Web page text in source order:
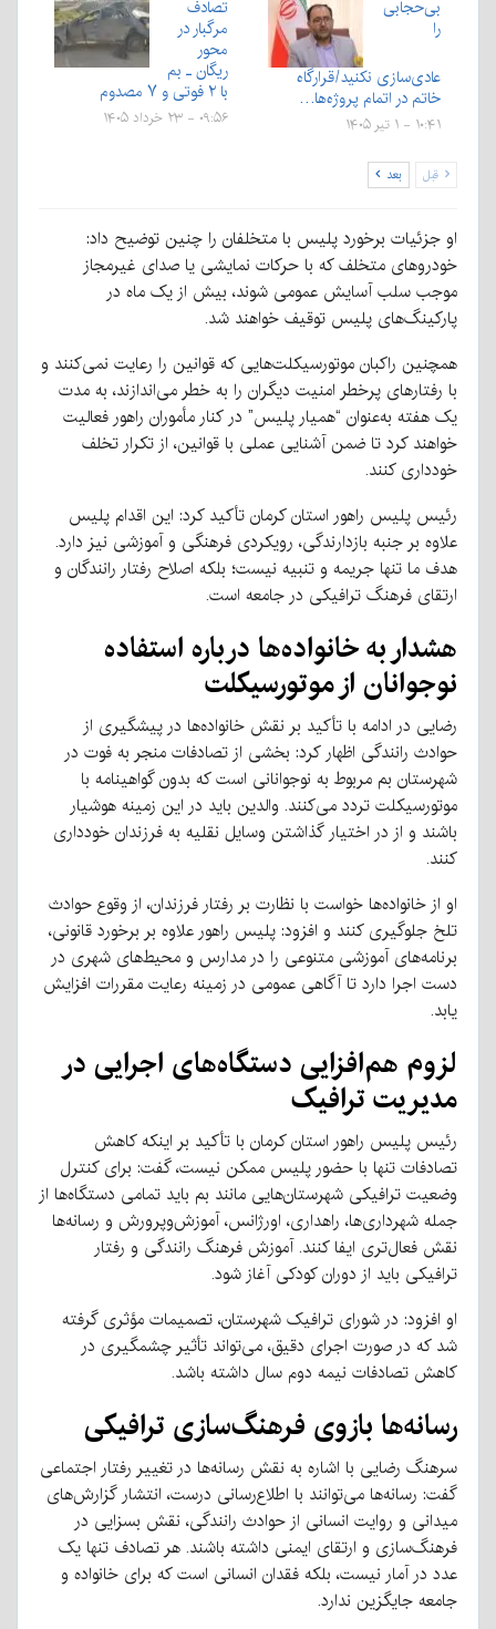
بی‌‌حجابی
را
عادی‌سازی نکنید/قرارگاه
خاتم در اتمام پروژه‌ها…
۱۰:۴۱ - ۱ تیر ۱۴۰۵
تصادف
مرگبار در
محور
ریگان ـ بم
با ۲ فوتی و ۷ مصدوم
۰۹:۵۶ - ۲۳ خرداد ۱۴۰۵
قبل بعد
او جزئیات برخورد پلیس با متخلفان را چنین توضیح داد:
خودروهای متخلف که با حرکات نمایشی یا صدای غیرمجاز
موجب سلب آسایش عمومی شوند، بیش از یک ماه در
پارکینگ‌های پلیس توقیف خواهند شد.
همچنین راکبان موتورسیکلت‌هایی که قوانین را رعایت نمی‌کنند و
با رفتارهای پرخطر امنیت دیگران را به خطر می‌اندازند، به مدت
یک هفته به‌عنوان “همیار پلیس” در کنار مأموران راهور فعالیت
خواهند کرد تا ضمن آشنایی عملی با قوانین، از تکرار تخلف
خودداری کنند.
رئیس پلیس راهور استان کرمان تأکید کرد: این اقدام پلیس
علاوه بر جنبه بازدارندگی، رویکردی فرهنگی و آموزشی نیز دارد.
هدف ما تنها جریمه و تنبیه نیست؛ بلکه اصلاح رفتار رانندگان و
ارتقای فرهنگ ترافیکی در جامعه است.
هشدار به خانواده‌ها درباره استفاده
نوجوانان از موتورسیکلت
رضایی در ادامه با تأکید بر نقش خانواده‌ها در پیشگیری از
حوادث رانندگی اظهار کرد: بخشی از تصادفات منجر به فوت در
شهرستان بم مربوط به نوجوانانی است که بدون گواهینامه با
موتورسیکلت تردد می‌کنند. والدین باید در این زمینه هوشیار
باشند و از در اختیار گذاشتن وسایل نقلیه به فرزندان خودداری
کنند.
او از خانواده‌ها خواست با نظارت بر رفتار فرزندان، از وقوع حوادث
تلخ جلوگیری کنند و افزود: پلیس راهور علاوه بر برخورد قانونی،
برنامه‌های آموزشی متنوعی را در مدارس و محیط‌های شهری در
دست اجرا دارد تا آگاهی عمومی در زمینه رعایت مقررات افزایش
یابد.
لزوم هم‌افزایی دستگاه‌های اجرایی در
مدیریت ترافیک
رئیس پلیس راهور استان کرمان با تأکید بر اینکه کاهش
تصادفات تنها با حضور پلیس ممکن نیست، گفت: برای کنترل
وضعیت ترافیکی شهرستان‌هایی مانند بم باید تمامی دستگاه‌ها از
جمله شهرداری‌ها، راهداری، اورژانس، آموزش‌وپرورش و رسانه‌ها
نقش فعال‌تری ایفا کنند. آموزش فرهنگ رانندگی و رفتار
ترافیکی باید از دوران کودکی آغاز شود.
او افزود: در شورای ترافیک شهرستان، تصمیمات مؤثری گرفته
شد که در صورت اجرای دقیق، می‌تواند تأثیر چشمگیری در
کاهش تصادفات نیمه دوم سال داشته باشد.
رسانه‌ها بازوی فرهنگ‌سازی ترافیکی
سرهنگ رضایی با اشاره به نقش رسانه‌ها در تغییر رفتار اجتماعی
گفت: رسانه‌ها می‌توانند با اطلاع‌رسانی درست، انتشار گزارش‌های
میدانی و روایت انسانی از حوادث رانندگی، نقش بسزایی در
فرهنگ‌سازی و ارتقای ایمنی داشته باشند. هر تصادف تنها یک
عدد در آمار نیست، بلکه فقدان انسانی است که برای خانواده و
جامعه جایگزین ندارد.